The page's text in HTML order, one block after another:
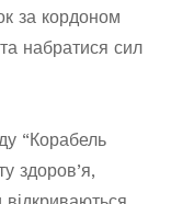
за кордоном
набратися сил
“Корабель
здоров’я,